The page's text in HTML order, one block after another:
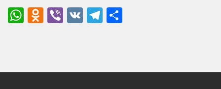
WhatsApp
Odnoklassniki
Viber
VK Telegram